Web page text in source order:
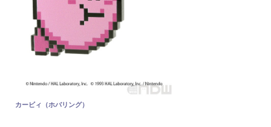
カービィ（ホバリング）